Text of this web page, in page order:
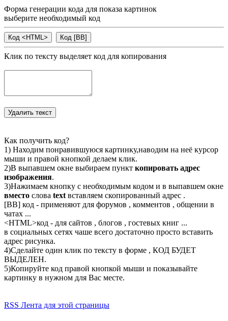
Форма генерации кода для показа картинок
выберите необходимый код
Клик по тексту выделяет код для копирования
Как получить код?
1) Находим понравившуюся картинку,наводим на неё курсор
мыши и правой кнопкой делаем клик.
2)В выпавшем окне выбираем пункт копировать адрес
изображения.
3)Нажимаем кнопку с необходимым кодом и в выпавшем окне
вместо слова text вставляем скопированный адрес .
[BB] код - применяют для форумов , комментов , общении в
чатах ...
<HTML>код - для сайтов , блогов , гостевых книг ...
в социальных сетях чаше всего достаточно просто вставить
адрес рисунка.
4)Сделайте один клик по тексту в форме , КОД БУДЕТ
ВЫДЕЛЕН.
5)Копируйте код правой кнопкой мыши и показывайте
картинку в нужном для Вас месте.
RSS Лента для этой страницы